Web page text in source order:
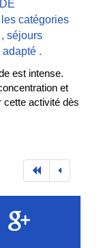
catégories
, séjours
adapté .
est intense.
et
cette activité dès